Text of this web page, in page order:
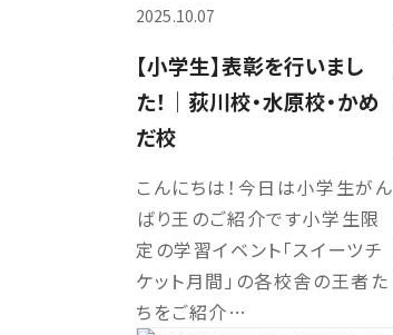
2025.10.07
【小学生】表彰を行いまし
た！｜荻川校・水原校・かめ
だ校
こんにちは！今日は小学生がん
ばり王のご紹介です小学生限
定の学習イベント「スイーツチ
ケット月間」の各校舎の王者た
ちをご紹介…